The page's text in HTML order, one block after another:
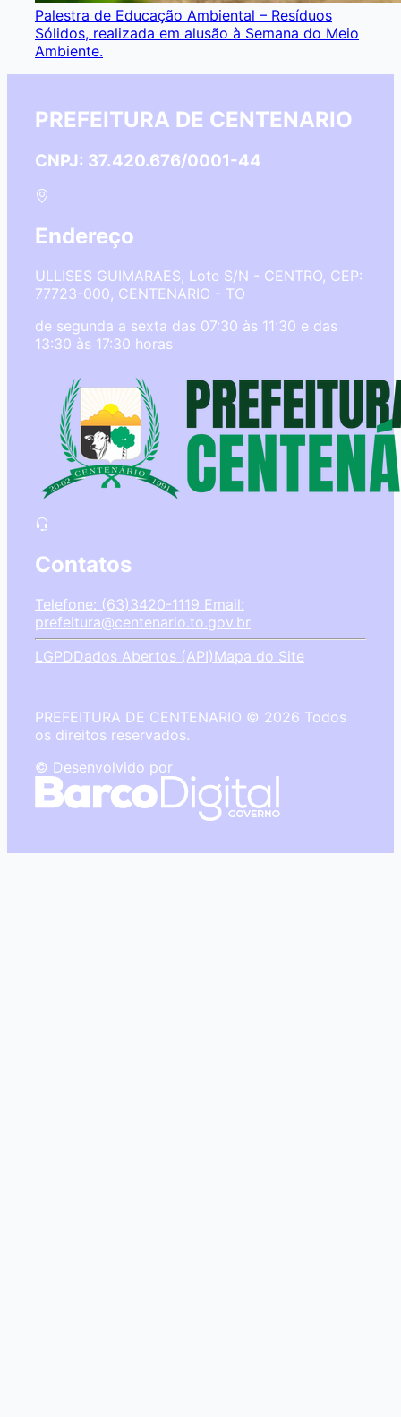
Palestra de Educação Ambiental – Resíduos
Sólidos, realizada em alusão à Semana do Meio
Ambiente.
PREFEITURA DE CENTENARIO
CNPJ: 37.420.676/0001-44
Endereço
ULLISES GUIMARAES, Lote S/N - CENTRO, CEP:
77723-000, CENTENARIO - TO
de segunda a sexta das 07:30 às 11:30 e das
13:30 às 17:30 horas
Contatos
Telefone: (63)3420-1119 Email:
prefeitura@centenario.to.gov.br
LGPDDados Abertos (API)Mapa do Site
PREFEITURA DE CENTENARIO © 2026 Todos
os direitos reservados.
© Desenvolvido por